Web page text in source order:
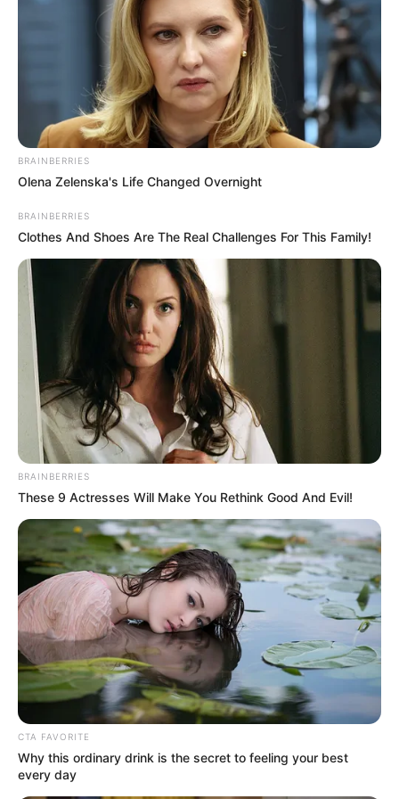
kommentben:
July 17, 2025
Villámcsapás két nap alatt két gépet is eltalált – így
reagált profi módon az Austrian Airlines
személyzete! ⚡✈️
A modern repülés világa lenyűgöző mérnöki
precizitással működik, ám a természet időről időre
BRAINBERRIES
Olena Zelenska's Life Changed Overnight
BRAINBERRIES
Clothes And Shoes Are The Real Challenges For This Family!
BRAINBERRIES
These 9 Actresses Will Make You Rethink Good And Evil!
CTA FAVORITE
Why this ordinary drink is the secret to feeling your best
every day